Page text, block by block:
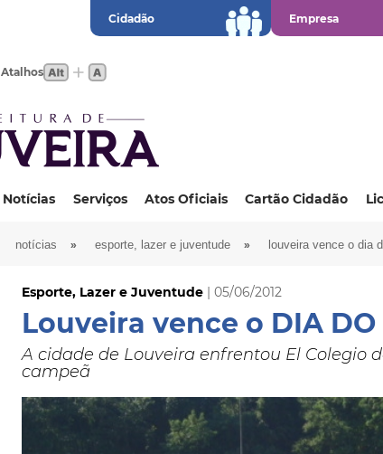
Cidadão Empresa
Atalhos
Notícias Serviços Atos Oficiais Cartão Cidadão
notícias » esporte, lazer e juventude » louveira vence o dia
Esporte, Lazer e Juventude | 05/06/2012
Louveira vence o DIA DO
A cidade de Louveira enfrentou El Colegio
campeã